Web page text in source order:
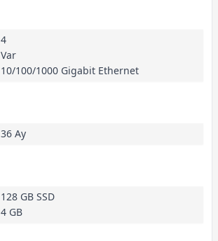
4
Var
10/100/1000 Gigabit Ethernet
36 Ay
128 GB SSD
4 GB